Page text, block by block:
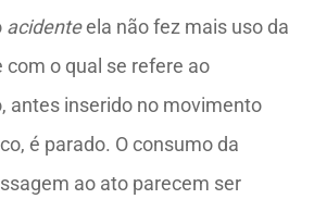
acidenteela não fez mais uso da
com o qual se refere ao
antes inserido no movimento
é parado. O consumo da
ao ato parecem ser